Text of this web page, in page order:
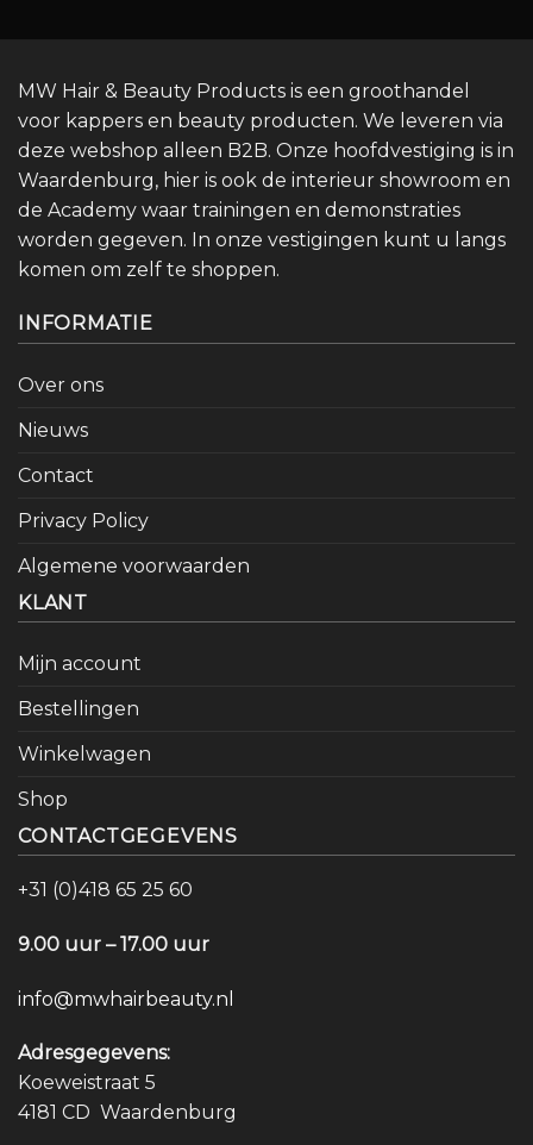
MW Hair & Beauty Products is een groothandel
voor kappers en beauty producten. We leveren via
deze webshop alleen B2B. Onze hoofdvestiging is in
Waardenburg, hier is ook de interieur showroom en
de Academy waar trainingen en demonstraties
worden gegeven. In onze vestigingen kunt u langs
komen om zelf te shoppen.
INFORMATIE
Over ons
Nieuws
Contact
Privacy Policy
Algemene voorwaarden
KLANT
Mijn account
Bestellingen
Winkelwagen
Shop
CONTACTGEGEVENS
+31 (0)418 65 25 60
9.00 uur – 17.00 uur
info@mwhairbeauty.nl
Adresgegevens:
Koeweistraat 5
4181 CD Waardenburg